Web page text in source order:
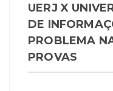
UERJ X
DE
PROBLEMA
PROVAS